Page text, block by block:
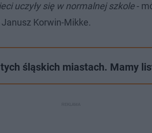
uczyły się w normalnej szkole-
Janusz Korwin-Mikke.
śląskich miastach. Mamy